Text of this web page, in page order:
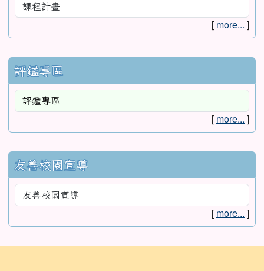
[ more... ]
評鑑專區
[ more... ]
友善校園宣導
[ more... ]